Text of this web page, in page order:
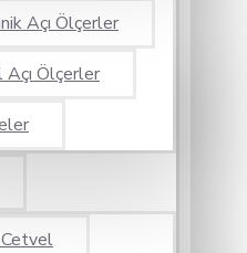
Açı Ölçerler
Açı Ölçerler